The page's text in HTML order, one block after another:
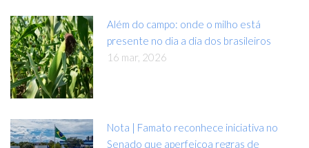
Além do campo: onde o milho está
presente no dia a dia dos brasileiros
16 mar, 2026
Nota | Famato reconhece iniciativa no
Senado que aperfeiçoa regras de